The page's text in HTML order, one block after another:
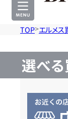
TOP エルメス
選べ